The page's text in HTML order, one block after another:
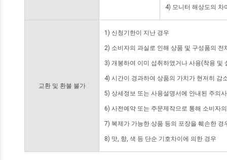
4) 모니터 해상도의 차
교환 및 환불 불가
1) 신청기한이 지난 경우
2) 소비자의 과실로 인해 상품 및 구성품의
3) 개봉하여 이미 섭취하였거나 사용(착용 및
4) 시간이 경과하여 상품의 가치가 현저히 감
5) 상세정보 또는 사용설명서에 안내된 주의
6) 사전예약 또는 주문제작으로 통해 소비자
7) 복제가 가능한 상품 등의 포장을 훼손한 경
8) 맛, 향, 색 등 단순 기호차이에 의한 경우